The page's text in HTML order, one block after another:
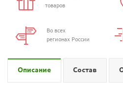
товаров
Во всех
регионах России
Описание Состав